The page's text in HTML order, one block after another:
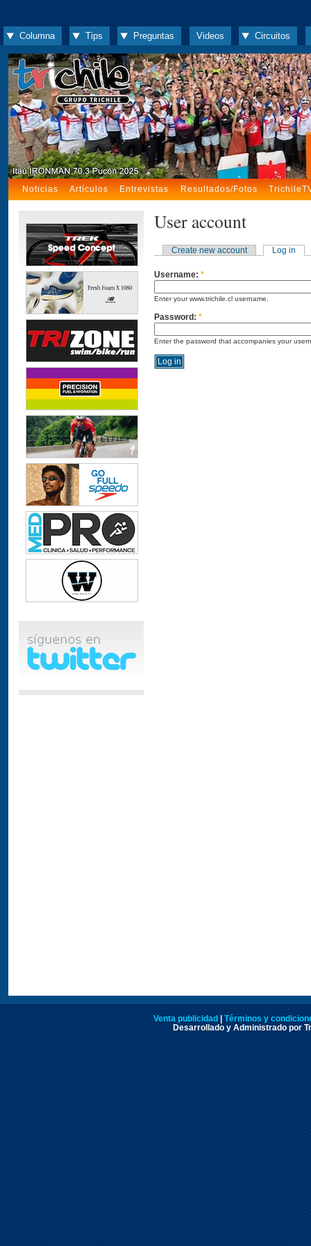
Columna Tips Preguntas Videos Circuitos
Noticias Artículos Entrevistas Resultados/Fotos
User account
Create new account Log in
Username: *
Enter your www.trichile.cl username.
Password: *
Enter the password that accompanies your
Venta publicidad
Términos y
Desarrollado y Administrado por